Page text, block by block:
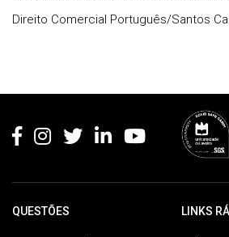
Direito Comercial Português/Santos
QUESTÕES LINKS